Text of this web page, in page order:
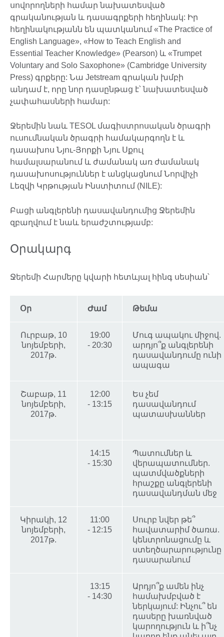
սովորողների համար նախատեսված
գրականության և դասագրքերի հեղինակ: Իր
հեղինակությանն են պատկանում «The Practice of
English Language», «How to Teach English and
Essential Teacher Knowledge» (Pearson) և «Trumpet
Voluntary and Solo Saxophone» (Cambridge University
Press) գրքերը: Նա Jetstream գրական խմբի
անդամ է, որը նոր դասընթաց է՝ նախատեսված
չափահասների համար:
Ջերեմին նաև TESOL մագիստրոսական ծրագրի
ուսումնական ծրագրի համակարգողն է և
դասախոս Նյու-Յորքի Նյու Սքուլ
համալսարանում և ժամանակ առ ժամանակ
դասախոսություններ է անցկացնում Նորվիչի
Լեզվի Կրթության Ինստիտում (NILE):
Բացի անգլերենի դասավանդումից Ջերեմին
զբաղվում է նաև երաժշտությամբ:
Օրակարգ
Ջերեմի Հարմերը կվարի հետևյալ հինգ սեսիան՝
Օր Ժամ Թեմա
Ուրբաթ, 10
նոյեմբերի,
2017թ.
19:00
- 20:30
Մուգ ապակու միջով.
արդյո՞ք անգլերենի
դասավանդումը ունի
ապագա
Շաբաթ, 11
նոյեմբերի,
2017թ.
12:00
- 13:15
Ես չեմ
դասավանդում
պատասխաններ
14:15
- 15:30
Պատումներ և
վերապատումներ.
պատմվածքների
հրաշքը անգլերենի
դասավանդման մեջ
Կիրակի, 12
նոյեմբերի,
2017թ.
11:00
- 12:15
Սուրբ նվեր թե՞
հավատարիմ ծառա.
կենտրոնացումը և
ստեղծարարությունը
դասարանում
13:15
- 14:30
Արդյո՞ք ամեն ինչ
համախմբված է
ներկայում: Ինչու՞ են
դասերը խառնված
կարողություն և ի՞նչ